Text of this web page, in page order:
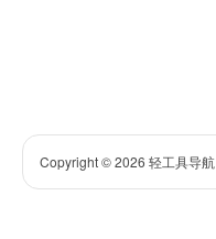
Copyright © 2026 轻工具导航